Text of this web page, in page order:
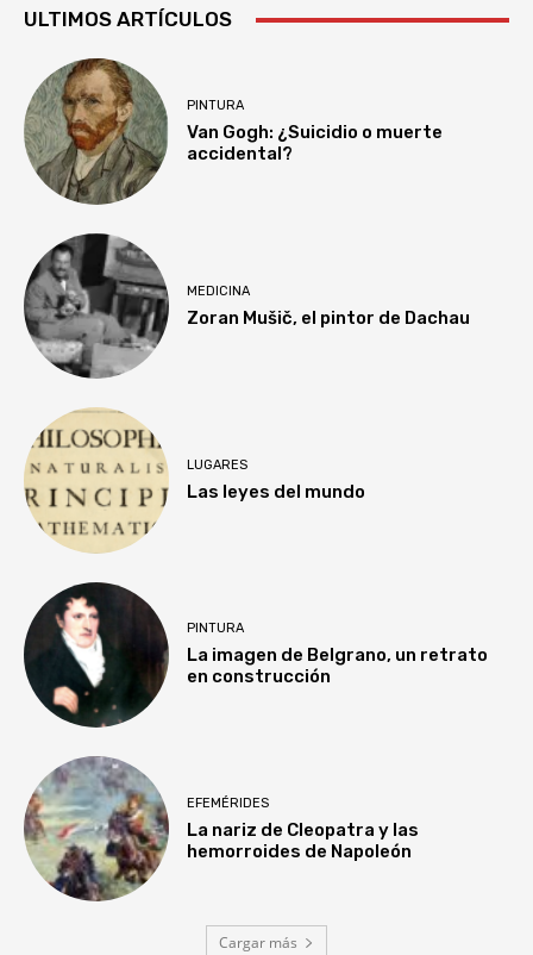
ULTIMOS ARTÍCULOS
PINTURA
Van Gogh: ¿Suicidio o muerte
accidental?
MEDICINA
Zoran Mušič, el pintor de Dachau
LUGARES
Las leyes del mundo
PINTURA
La imagen de Belgrano, un retrato
en construcción
EFEMÉRIDES
La nariz de Cleopatra y las
hemorroides de Napoleón
Cargar más